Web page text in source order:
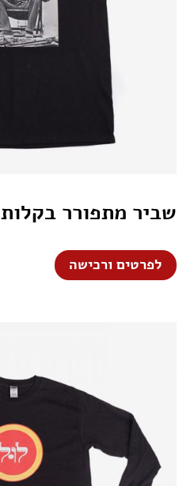
שביר מתפורר בקלות
לפרטים ורכישה